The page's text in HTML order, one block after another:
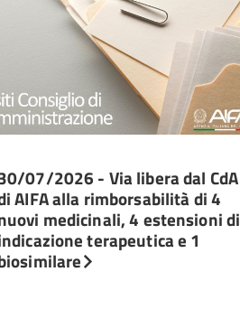
07/2026 - Via libera dal CdA
AIFA alla rimborsabilità di 4
medicinali, 4 estensioni di
terapeutica e 1